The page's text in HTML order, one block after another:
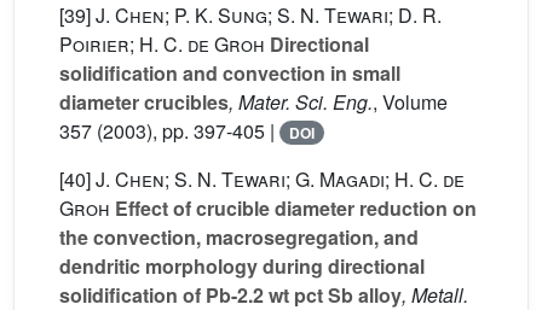
[39]J. Chen; P. K. Sung; S. N. Tewari; D. R.
Poirier; H. C. de Groh Directional
solidification and convection in small
diameter crucibles, Mater. Sci. Eng., Volume
357 (2003), pp. 397-405 | DOI
[40]J. Chen; S. N. Tewari; G. Magadi; H. C. de
Groh Effect of crucible diameter reduction on
the convection, macrosegregation, and
dendritic morphology during directional
solidification of Pb-2.2 wt pct Sb alloy, Metall.